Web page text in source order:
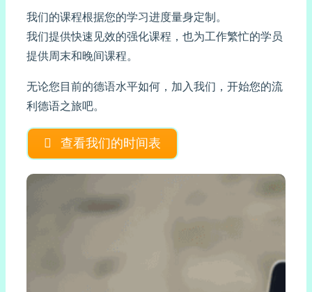
我们的课程根据您的学习进度量身定制。
我们提供快速见效的强化课程，也为工作繁忙的学员
提供周末和晚间课程。
无论您目前的德语水平如何，加入我们，开始您的流
利德语之旅吧。
查看我们的时间表